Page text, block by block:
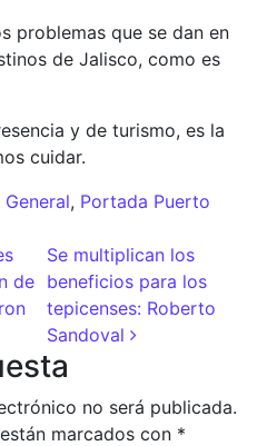
problemas que se dan en
de Jalisco, como es
y de turismo, es la
cuidar.
, Portada Puerto
entradas
de
Se multiplican los
beneficios para los
tepicenses: Roberto
Sandoval
no será publicada.
marcados con *